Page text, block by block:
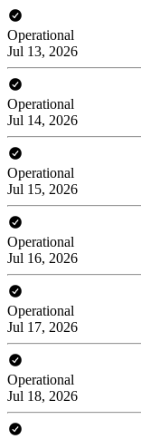
Operational
Jul 13, 2026
Operational
Jul 14, 2026
Operational
Jul 15, 2026
Operational
Jul 16, 2026
Operational
Jul 17, 2026
Operational
Jul 18, 2026